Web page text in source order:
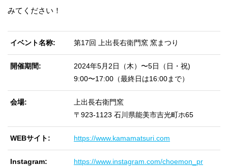
みてください！
イベント名称 第17回 上出長右衛門窯 窯まつり
開催期間
2024年5月2日（木）〜5日（日・祝)
9:00〜17:00（最終日は16:00まで）
会場
上出⻑右衛門窯
〒923-1123 石川県能美市吉光町ホ65
WEBサイト https://www.kamamatsuri.com
Instagram https://www.instagram.com/choemon_pr